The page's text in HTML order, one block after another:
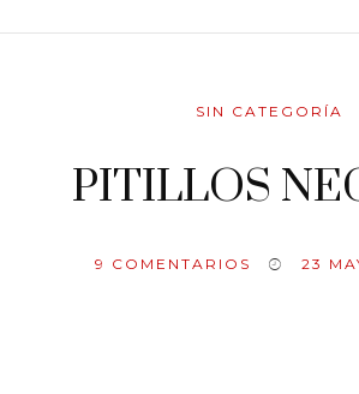
SIN CATEGORÍA
PITILLOS
9 COMENTARIOS 23